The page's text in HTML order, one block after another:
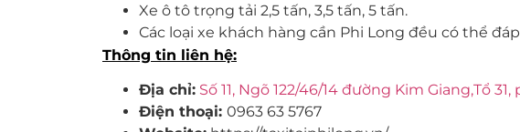
Xe ô tô trọng tải 2,5 tấn, 3,5 tấn, 5 tấn.
Các loại xe khách hàng cần Phi Long đều có thể
Thông tin liên hệ:
Địa chỉ: Số 11, Ngõ 122/46/14 đường Kim Giang,Tổ
Điện thoại: 0963 63 5767